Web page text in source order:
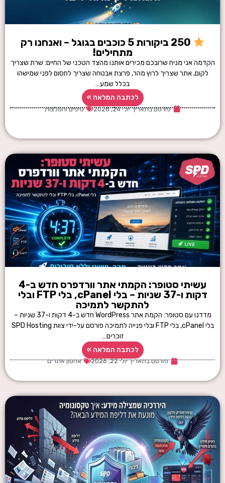
250 ביקורות 5 כוכבים בגוגל – ואנחנו רק
מתחילים!
הקדמה אני מניח שרובכם מכירים אותנו מהצד הטכני של החיים: שרת שצריך
לקום, אתר שצריך לרוץ מהר, פרצת אבטחה שצריך לחסום לפני שמישהו
בכלל שמע…
לכתבה המלאה »
פורסם בתאריך יולי 24, 2026 טיפים והמלצות
עשיתי סטופר: הקמתי אתר וורדפרס חדש ב-4
דקות ו-37 שניות – בלי cPanel, בלי FTP ובלי
להתקשר לתמיכה
מדדנו עם סטופר: הקמת אתר WordPress חדש ב-4 דקות ו-37 שניות –
בלי cPanel, בלי FTP ובלי פנייה לתמיכה פורסם על-ידי צוות SPD Hosting
זוכרים…
לכתבה המלאה »
פורסם בתאריך יולי 22, 2026 אחסון אתרים